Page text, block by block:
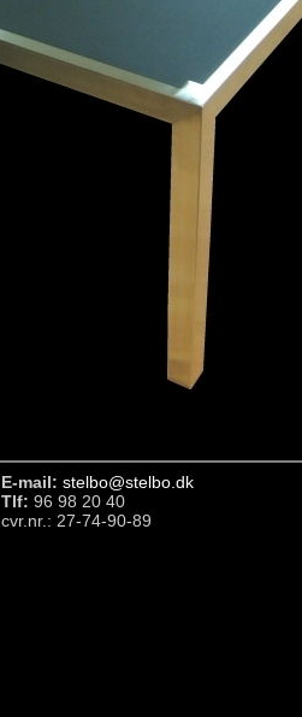
E-mail: stelbo@stelbo.dk
Tlf: 96 98 20 40
cvr.nr.: 27-74-90-89